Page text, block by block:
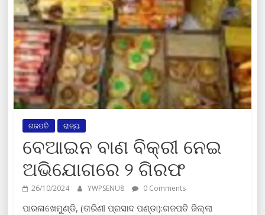
ଗଜପତି ରାଜ୍ୟ
ବେଆଇନ ବାଣ ବିକ୍ରୀ ନେଇ
ଅଭିଯୋଗରେ ୨ ଗିରଫ
26/10/2024 YWPSENU8 0 Comments
ପାରଳାଖେମୁଣ୍ଡି, (ତାରିଣୀ ପ୍ରସାଦ ପଣ୍ଡା):ଗଜପତି ଜିଲ୍ଲା